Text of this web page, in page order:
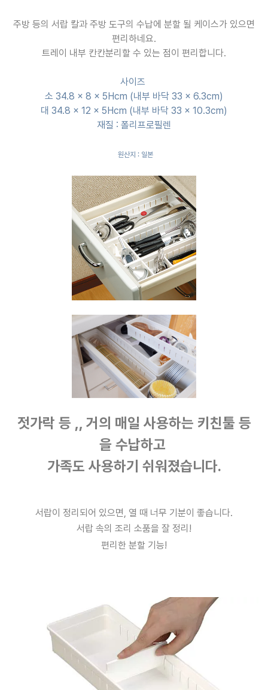
주방 등의 서랍 칼과 주방 도구의 수납에 분할 될 케이스가 있으면
편리하네요.
트레이 내부 칸칸분리할 수 있는 점이 편리합니다.
사이즈
소 34.8 × 8 × 5Hcm (내부 바닥 33 × 6.3cm)
대 34.8 × 12 × 5Hcm (내부 바닥 33 × 10.3cm)
재질 : 폴리프로필렌
원산지 : 일본
젓가락 등 ,, 거의 매일 사용하는 키친툴 등
을 수납하고
가족도 사용하기 쉬워졌습니다.
서랍이 정리되어 있으면, 열 때 너무 기분이 좋습니다.
서랍 속의 조리 소품을 잘 정리!
편리한 분할 기능!